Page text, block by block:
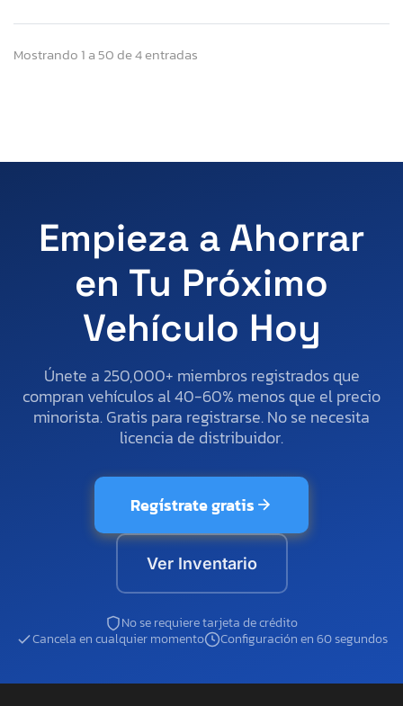
Mostrando 1 a 50 de 4 entradas
Empieza a Ahorrar
en Tu Próximo
Vehículo Hoy
Únete a 250,000+ miembros registrados que
compran vehículos al 40-60% menos que el precio
minorista. Gratis para registrarse. No se necesita
licencia de distribuidor.
Regístrate gratis
Ver Inventario
No se requiere tarjeta de crédito
Cancela en cualquier momento
Configuración en 60 segundos